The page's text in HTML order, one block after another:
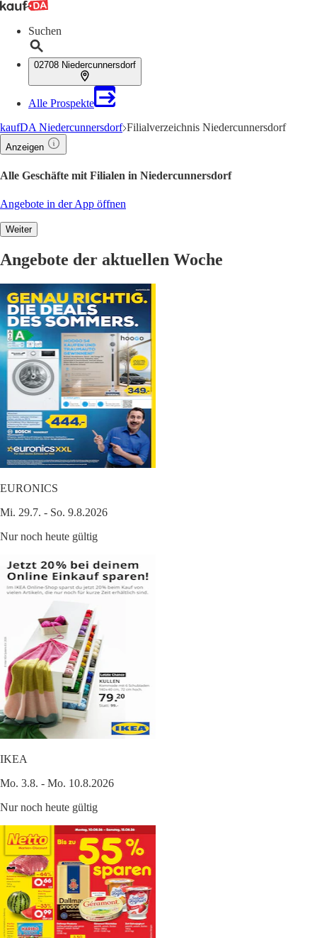
Suchen
02708 Niedercunnersdorf
Alle Prospekte
kaufDA Niedercunnersdorf Filialverzeichnis Niedercunnersdorf
Anzeigen
Alle Geschäfte mit Filialen in Niedercunnersdorf
Angebote in der App öffnen
Weiter
Angebote der aktuellen Woche
EURONICS
Mi. 29.7. - So. 9.8.2026
Nur noch heute gültig
IKEA
Mo. 3.8. - Mo. 10.8.2026
Nur noch heute gültig